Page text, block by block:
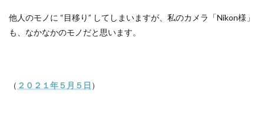
他人のモノに “目移り” してしまいますが、私のカメラ「Nikon様」
も、なかなかのモノだと思います。
（ ２０２１年５月５日 ）